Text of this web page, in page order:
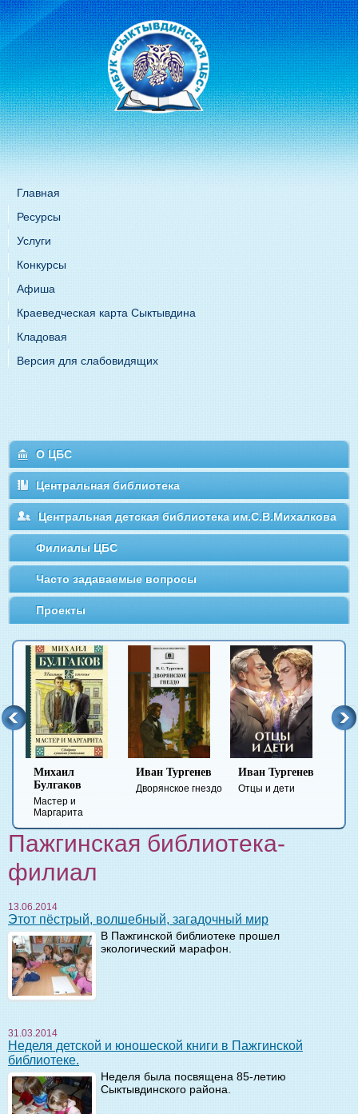
Главная
Ресурсы
Услуги
Конкурсы
Афиша
Краеведческая карта Сыктывдина
Кладовая
Версия для слабовидящих
О ЦБС
Центральная библиотека
Центральная детская библиотека им.С.В.Михалкова
Филиалы ЦБС
Часто задаваемые вопросы
Проекты
Михаил
Булгаков
Мастер и
Маргарита
Иван Тургенев
Дворянское гнездо
Иван Тургенев
Отцы и дети
Пажгинская библиотека-
филиал
13.06.2014
Этот пёстрый, волшебный, загадочный мир
В Пажгинской библиотеке прошел
экологический марафон.
31.03.2014
Неделя детской и юношеской книги в Пажгинской
библиотеке.
Неделя была посвящена 85-летию
Сыктывдинского района.